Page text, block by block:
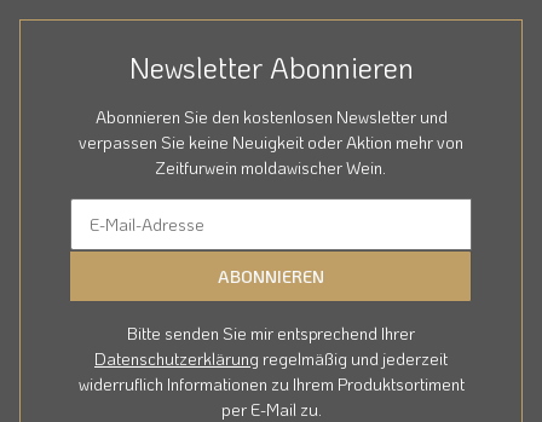
Newsletter Abonnieren
Abonnieren Sie den kostenlosen Newsletter und
verpassen Sie keine Neuigkeit oder Aktion mehr von
Zeitfurwein moldawischer Wein.
ABONNIEREN
Bitte senden Sie mir entsprechend Ihrer
Datenschutzerklärungregelmäßig und jederzeit
widerruflich Informationen zu Ihrem Produktsortiment
per E-Mail zu.